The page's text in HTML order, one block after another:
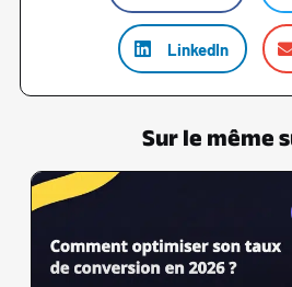
LinkedIn
Sur le même